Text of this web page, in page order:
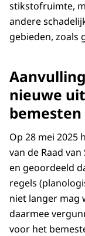
stikstofruimte,
andere
gebieden, zoals
nieuwe
bemesten
Op 28 mei 2025
van de Raad
en geoordeeld
regels
niet langer mag
daarmee
voor het